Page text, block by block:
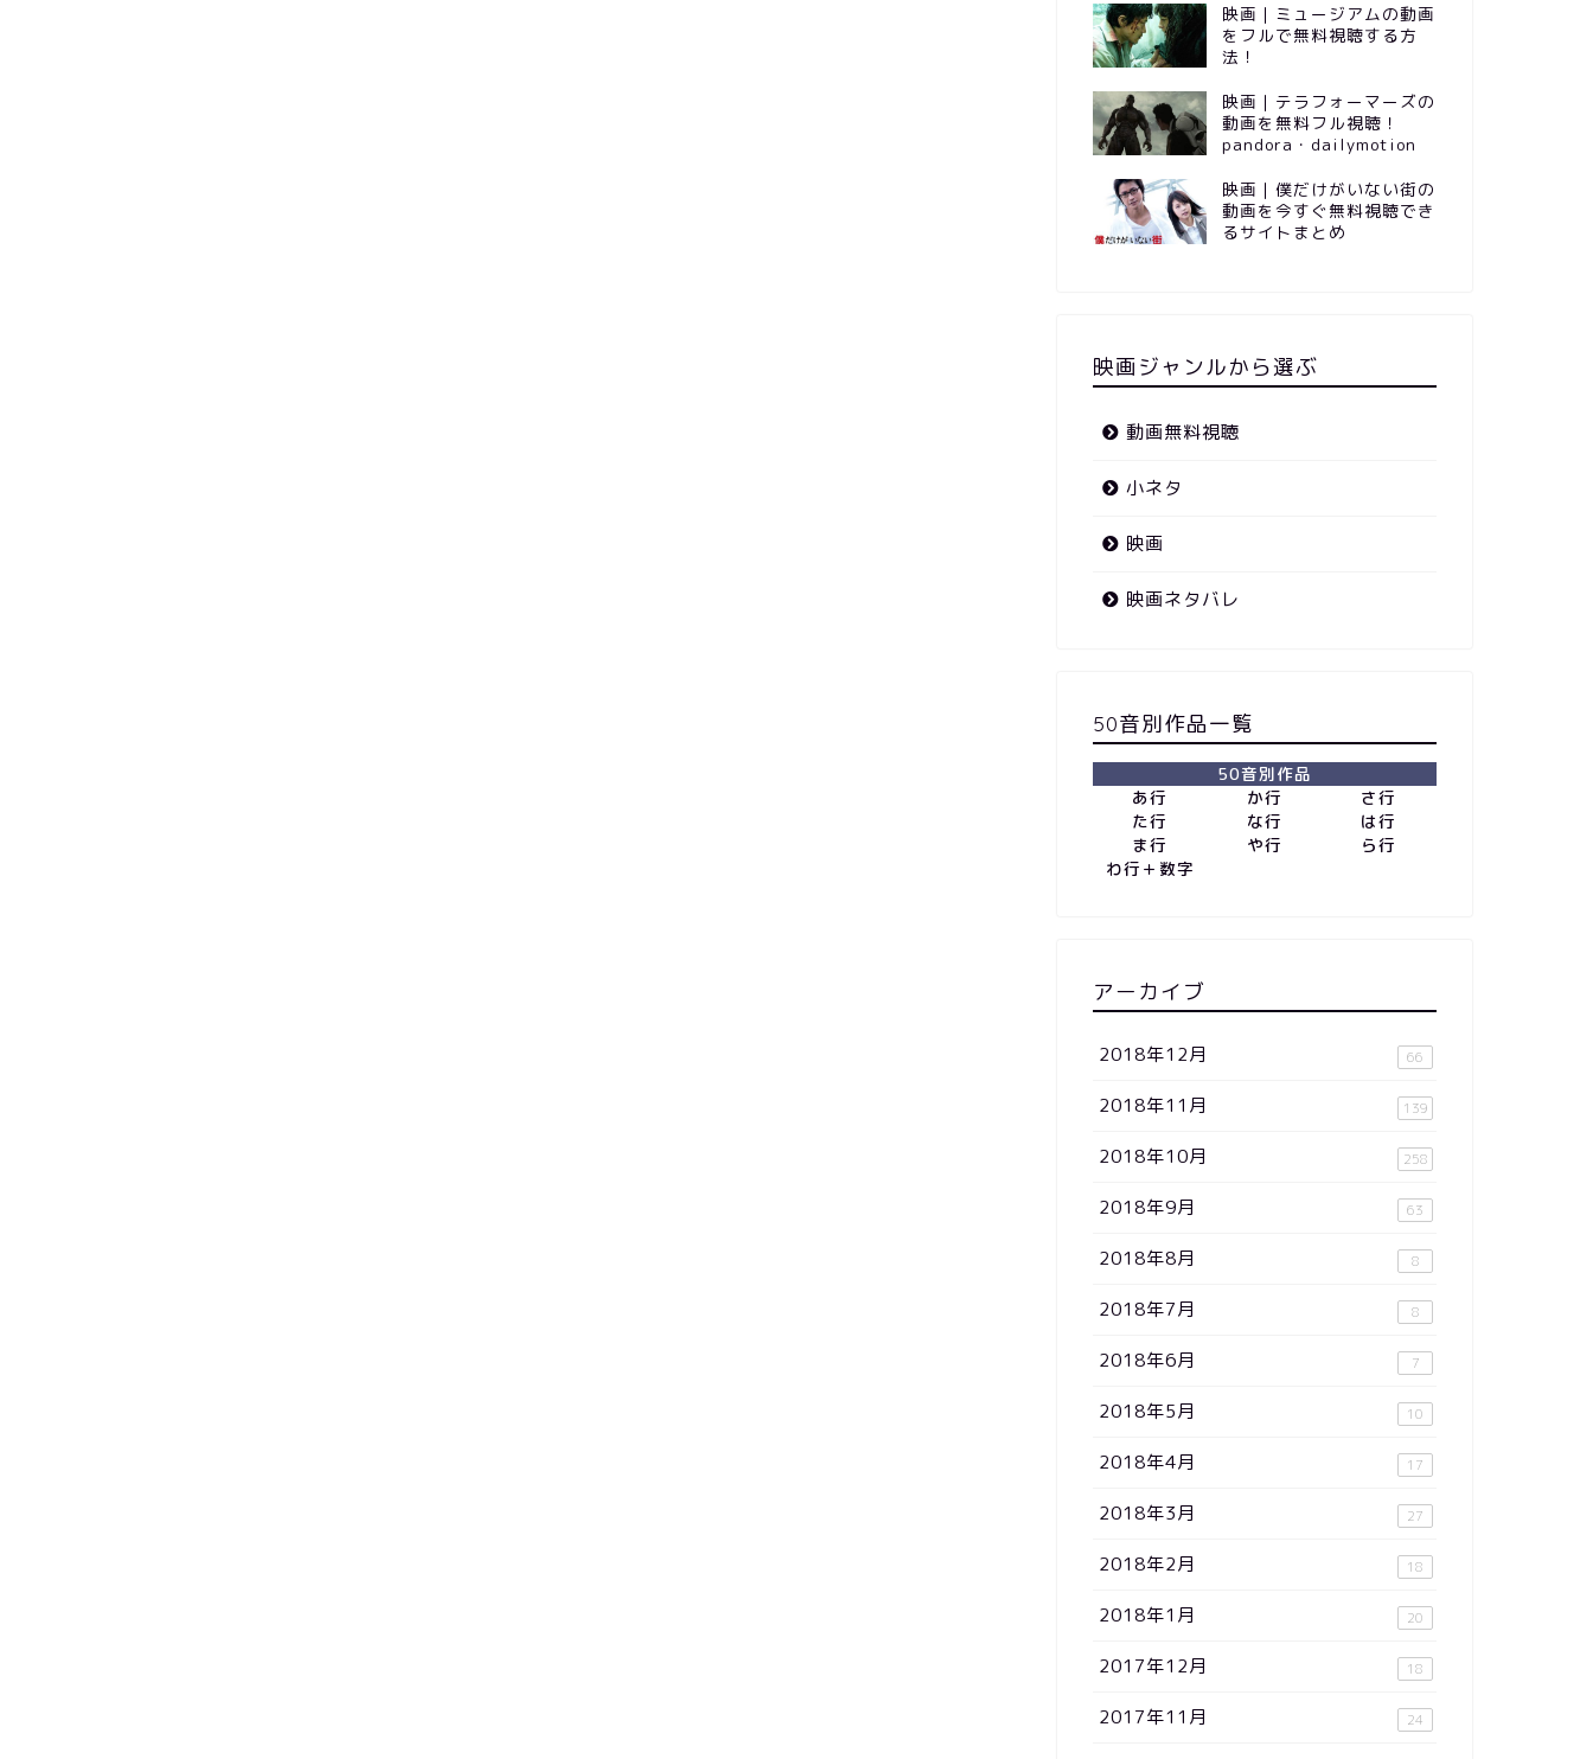
映画｜ミュージアムの動画
をフルで無料視聴する方
法！
映画｜テラフォーマーズの
動画を無料フル視聴！
pandora・dailymotion
映画｜僕だけがいない街の
動画を今すぐ無料視聴でき
るサイトまとめ
映画ジャンルから選ぶ
動画無料視聴
小ネタ
映画
映画ネタバレ
50音別作品一覧
50音別作品
あ行
か行
さ行
た行
な行
は行
ま行
や行
ら行
わ行＋数字
アーカイブ
2018年12月 66
2018年11月 139
2018年10月 258
2018年9月 63
2018年8月 8
2018年7月 8
2018年6月 7
2018年5月 10
2018年4月 17
2018年3月 27
2018年2月 18
2018年1月 20
2017年12月 18
2017年11月 24